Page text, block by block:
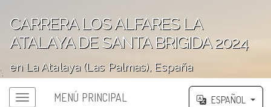
CARRERA LOS ALFARES LA
ATALAYA DE SANTA BRIGIDA 2024
en La Atalaya (Las Palmas), España
';
MENÚ PRINCIPAL ESPAÑOL